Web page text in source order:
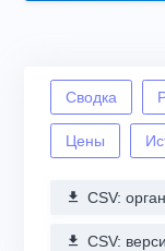
Сводка
Цены
CSV:
CSV: